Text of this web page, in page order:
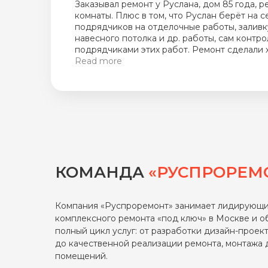
Хотим поблагодарить компанию
Руслана и его бригаду, которые у нас
ремонтировали старую квартиру.
оперативно. И сроками и результатом мы
очень аккуратно, старательные ребята,
Нечасто встретишь такое отношение к
Read more
КОМАНДА
Компания «Руспроремонт» занимает
комплексного ремонта «под ключ» в Москве и
полный цикл услуг: от разработки дизайн-
до качественной реализации ремонта,
помещений.